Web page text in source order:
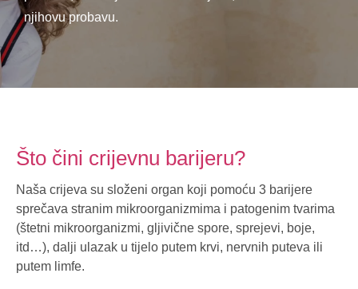
njihovu probavu.
Što čini crijevnu barijeru?
Naša crijeva su složeni organ koji pomoću 3 barijere
sprečava stranim mikroorganizmima i patogenim tvarima
(štetni mikroorganizmi, gljivične spore, sprejevi, boje,
itd…), dalji ulazak u tijelo putem krvi, nervnih puteva ili
putem limfe.